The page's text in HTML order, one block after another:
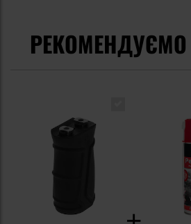
РЕКОМЕНДУЄМО